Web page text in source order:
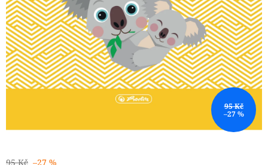
95 Kč
–27 %
95 Kč –27 %